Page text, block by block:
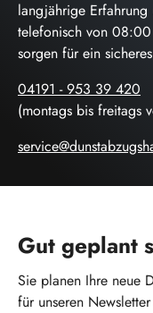
langjährige
telefonisch von
sorgen für ein
04191 - 953 39 420
(montags bis freitags
Gut geplant
Sie planen Ihre neue
für unseren